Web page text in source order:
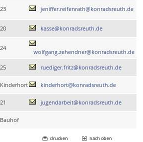
23 jeniffer.reifenrath@konradsreuth.de
20 kasse@konradsreuth.de
24
wolfgang.zehendner@konradsreuth.de
25 ruediger.fritz@konradsreuth.de
Kinderhort kinderhort@konradsreuth.de
21 jugendarbeit@konradsreuth.de
Bauhof
drucken nach oben